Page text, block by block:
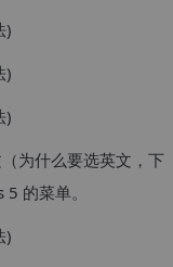
为什么要选英文，下
的菜单。